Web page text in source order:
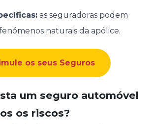
as seguradoras podem
naturais da apólice.
os seus Seguros
um seguro automóvel
os riscos?